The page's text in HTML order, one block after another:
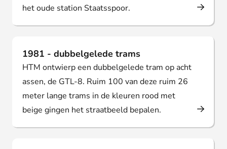
het oude station Staatsspoor.
1981 - dubbelgelede trams
HTM ontwierp een dubbelgelede tram op acht
assen, de GTL-8. Ruim 100 van deze ruim 26
meter lange trams in de kleuren rood met
beige gingen het straatbeeld bepalen.